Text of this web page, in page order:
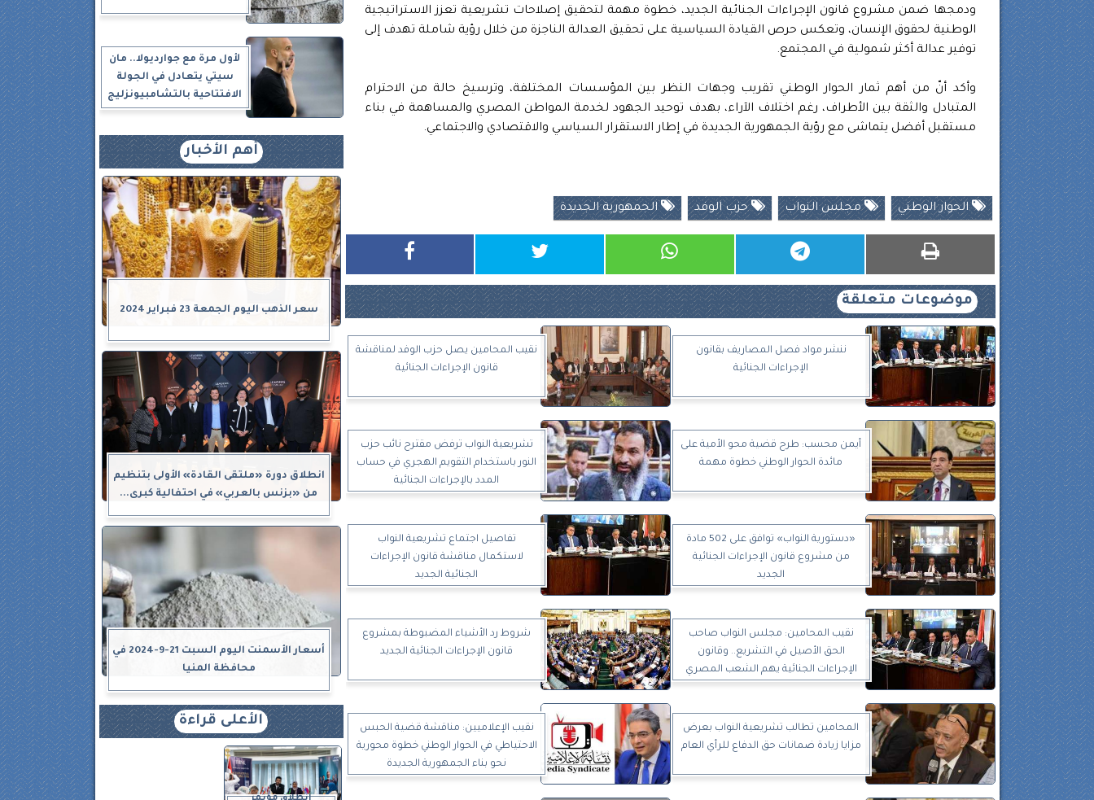
ودمجها ضمن مشروع قانون الإجراءات الجنائية الجديد، خطوة مهمة لتحقيق إصلاحات تشريعية تعزز الاستراتيجية
الوطنية لحقوق الإنسان، وتعكس حرص القيادة السياسية على تحقيق العدالة الناجزة من خلال رؤية شاملة تهدف إلى
توفير عدالة أكثر شمولية في المجتمع.
وأكد أنّ من أهم ثمار الحوار الوطني تقريب وجهات النظر بين المؤسسات المختلفة، وترسيخ حالة من الاحترام
المتبادل والثقة بين الأطراف، رغم اختلاف الآراء، بهدف توحيد الجهود لخدمة المواطن المصري والمساهمة في بناء
مستقبل أفضل يتماشى مع رؤية الجمهورية الجديدة في إطار الاستقرار السياسي والاقتصادي والاجتماعي.
الحوار الوطني مجلس النواب حزب الوفد الجمهورية الجديدة
موضوعات متعلقة
ننشر مواد فصل المصاريف بقانون
الإجراءات الجنائية
نقيب المحامين يصل حزب الوفد لمناقشة
قانون الإجراءات الجنائية
أيمن محسب: طرح قضية محو الأمية على
مائدة الحوار الوطني خطوة مهمة
تشريعية النواب ترفض مقترح نائب حزب
النور باستخدام التقويم الهجري في حساب
المدد بالإجراءات الجنائية
«دستورية النواب» توافق على 502 مادة
من مشروع قانون الإجراءات الجنائية
الجديد
تفاصيل اجتماع تشريعية النواب
لاستكمال مناقشة قانون الإجراءات
الجنائية الجديد
نقيب المحامين: مجلس النواب صاحب
الحق الأصيل في التشريع.. وقانون
الإجراءات الجنائية يهم الشعب المصري
شروط رد الأشياء المضبوطة بمشروع
قانون الإجراءات الجنائية الجديد
المحامين تطالب تشريعية النواب بعرض
مزايا زيادة ضمانات حق الدفاع للرأي العام
نقيب الإعلاميين: مناقشة قضية الحبس
الاحتياطي في الحوار الوطني خطوة محورية
نحو بناء الجمهورية الجديدة
لأول مرة مع جوارديولا.. مان
سيتي يتعادل في الجولة
الافتتاحية بالتشامبيونزليج
أهم الأخبار
سعر الذهب اليوم الجمعة 23 فبراير 2024
انطلاق دورة «ملتقى القادة» الأولى بتنظيم
من «بزنس بالعربي» في احتفالية كبرى...
أسعار الأسمنت اليوم السبت 21-9-2024 في
محافظة المنيا
الأعلى قراءة
انطلاق مؤتمر